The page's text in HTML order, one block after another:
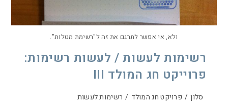
ולא, אי אפשר לתרגם את זה ל"רשימת מטלות".
רשימות לעשות / לעשות רשימות:
פרוייקט חג המולד III
סלון / פרויקט חג המולד / רשימות לעשות